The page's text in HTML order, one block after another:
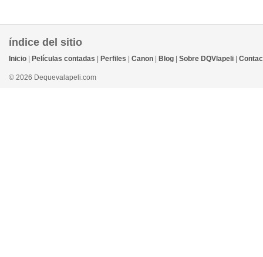
índice del sitio
Inicio Películas contadas Perfiles Canon Blog Sobre DQVlapeli
© 2026 Dequevalapeli.com